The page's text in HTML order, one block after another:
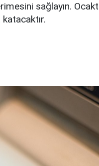
sağlayın.